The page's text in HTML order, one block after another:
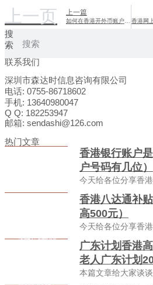
上一页 上一篇
如何在香港开外币账户（如何在香港开外币账户呢）
搜
索
联系我们
深圳市森达时信息咨询有限公司
电话: 0755-86718602
手机: 13640980047
Q Q: 182253947
邮箱: sendashi@126.com
热门文章
香港银行账户
户号码有几位）
今天给各位分享香
香港八达通补
高500元）
今天给各位分享香
广东计划香港
老人广东计划
本篇文章给大家谈